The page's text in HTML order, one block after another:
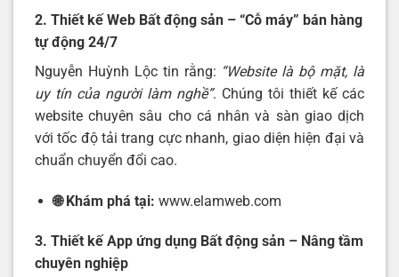
2. Thiết kế Web Bất động sản – “Cỗ máy” bán hàng
tự động 24/7
Nguyễn Huỳnh Lộc tin rằng: “Website là bộ mặt, là
uy tín của người làm nghề”. Chúng tôi thiết kế các
website chuyên sâu cho cá nhân và sàn giao dịch
với tốc độ tải trang cực nhanh, giao diện hiện đại và
chuẩn chuyển đổi cao.
🌐 Khám phá tại: www.elamweb.com
3. Thiết kế App ứng dụng Bất động sản – Nâng tầm
chuyên nghiệp